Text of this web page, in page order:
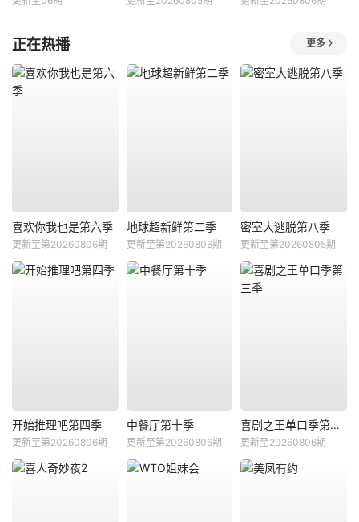
正在热播 更多
喜欢你我也是第六季
更新至第20260806期
地球超新鲜第二季
更新至第20260806期
密室大逃脱第八季
更新至第20260805期
开始推理吧第四季
更新至第20260806期
中餐厅第十季
更新至第20260806期
喜剧之王单口季第三季
更新至20260806期